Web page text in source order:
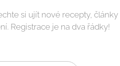
si ujít nové recepty,
Registrace je na dva řádky! ➡